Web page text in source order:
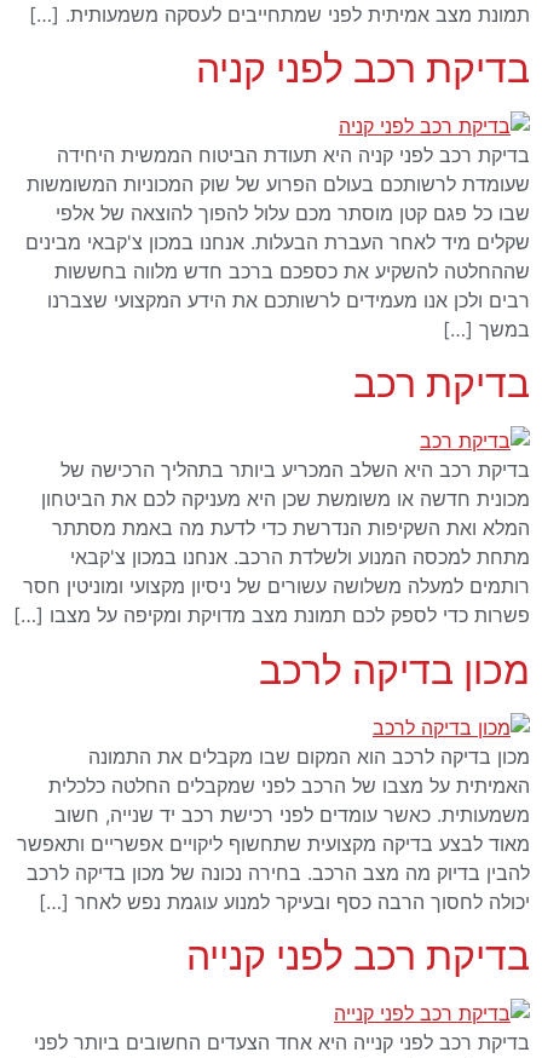
תמונת מצב אמיתית לפני שמתחייבים לעסקה משמעותית. […]
בדיקת רכב לפני קניה
בדיקת רכב לפני קניה היא תעודת הביטוח הממשית היחידה
שעומדת לרשותכם בעולם הפרוע של שוק המכוניות המשומשות
שבו כל פגם קטן מוסתר מכם עלול להפוך להוצאה של אלפי
שקלים מיד לאחר העברת הבעלות. אנחנו במכון צ'קבאי מבינים
שההחלטה להשקיע את כספכם ברכב חדש מלווה בחששות
רבים ולכן אנו מעמידים לרשותכם את הידע המקצועי שצברנו
במשך […]
בדיקת רכב
בדיקת רכב היא השלב המכריע ביותר בתהליך הרכישה של
מכונית חדשה או משומשת שכן היא מעניקה לכם את הביטחון
המלא ואת השקיפות הנדרשת כדי לדעת מה באמת מסתתר
מתחת למכסה המנוע ולשלדת הרכב. אנחנו במכון צ'קבאי
רותמים למעלה משלושה עשורים של ניסיון מקצועי ומוניטין חסר
פשרות כדי לספק לכם תמונת מצב מדויקת ומקיפה על מצבו […]
מכון בדיקה לרכב
מכון בדיקה לרכב הוא המקום שבו מקבלים את התמונה
האמיתית על מצבו של הרכב לפני שמקבלים החלטה כלכלית
משמעותית. כאשר עומדים לפני רכישת רכב יד שנייה, חשוב
מאוד לבצע בדיקה מקצועית שתחשוף ליקויים אפשריים ותאפשר
להבין בדיוק מה מצב הרכב. בחירה נכונה של מכון בדיקה לרכב
יכולה לחסוך הרבה כסף ובעיקר למנוע עוגמת נפש לאחר […]
בדיקת רכב לפני קנייה
בדיקת רכב לפני קנייה היא אחד הצעדים החשובים ביותר לפני